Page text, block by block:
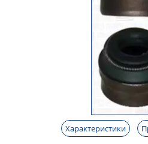
Характеристики